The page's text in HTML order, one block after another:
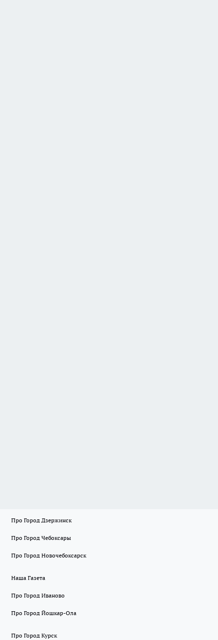
Про Город Дзержинск
Про Город Чебоксары
Про Город Новочебоксарск
Наша Газета
Про Город Иваново
Про Город Йошкар-Ола
Про Город Курск